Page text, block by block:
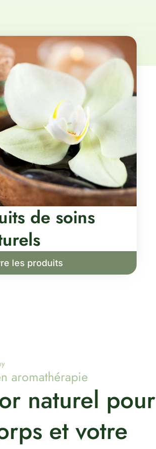
de soins
les produits
aromathérapie
naturel pour
et votre